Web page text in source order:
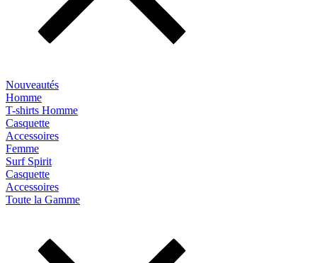
Nouveautés
Homme
T-shirts Homme
Casquette
Accessoires
Femme
Surf Spirit
Casquette
Accessoires
Toute la Gamme